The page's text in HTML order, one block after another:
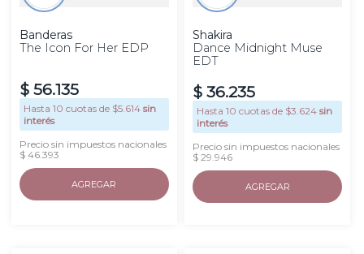
Banderas
The Icon For Her EDP
$ 56.135
Hasta 10 cuotas de $5.614 sin
interés
Precio sin impuestos nacionales
$ 46.393
AGREGAR
Shakira
Dance Midnight Muse
EDT
$ 36.235
Hasta10 cuotas de $3.624 sin
interés
Precio sin impuestos nacionales
$ 29.946
AGREGAR